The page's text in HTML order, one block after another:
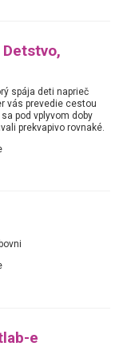
Detstvo,
spája deti naprieč
vás prevedie cestou
pod vplyvom doby
prekvapivo rovnaké.
e